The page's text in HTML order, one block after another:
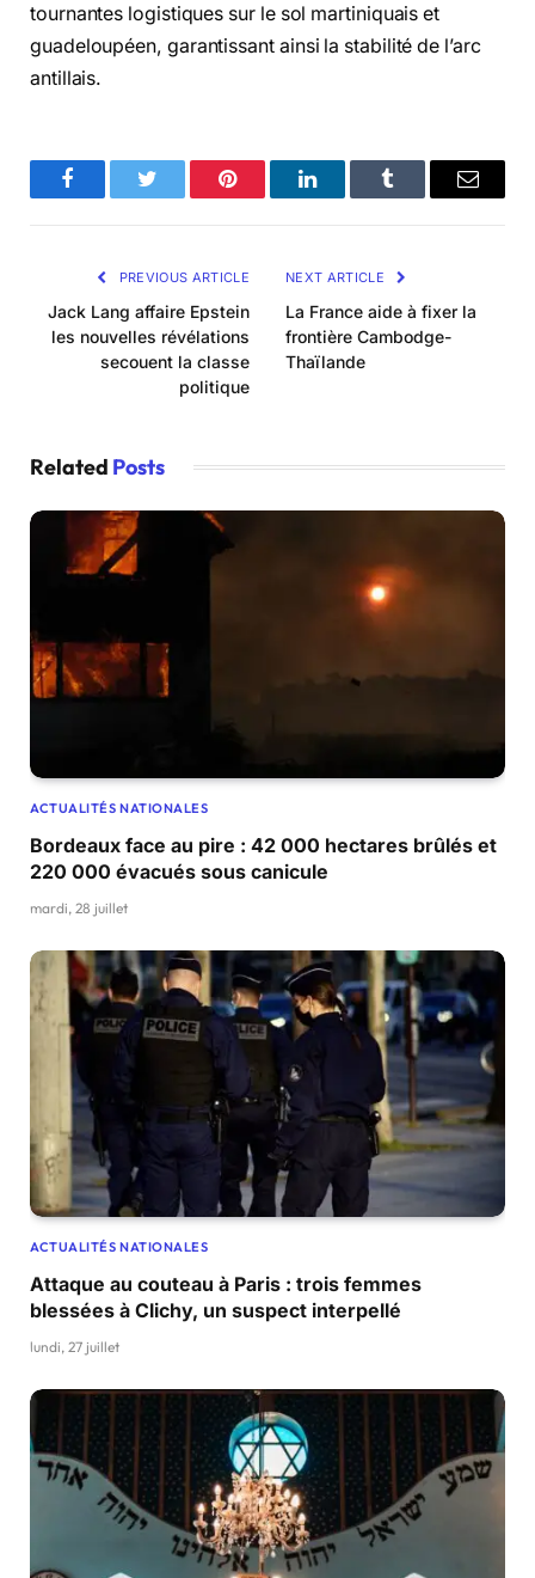
tournantes logistiques sur le sol martiniquais et
guadeloupéen, garantissant ainsi la stabilité de l’arc
antillais.
FacebookTwitter Pinterest LinkedInTumblr Email
PREVIOUS ARTICLE
Jack Lang affaire Epstein
les nouvelles révélations
secouent la classe
politique
NEXT ARTICLE
La France aide à fixer la
frontière Cambodge-
Thaïlande
Related Posts
ACTUALITÉS NATIONALES
Bordeaux face au pire : 42 000 hectares brûlés et
220 000 évacués sous canicule
mardi, 28 juillet
ACTUALITÉS NATIONALES
Attaque au couteau à Paris : trois femmes
blessées à Clichy, un suspect interpellé
lundi, 27 juillet